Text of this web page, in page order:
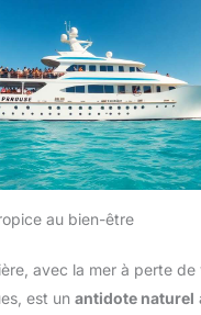
au bien-être
avec la mer à perte de
est un antidote naturel